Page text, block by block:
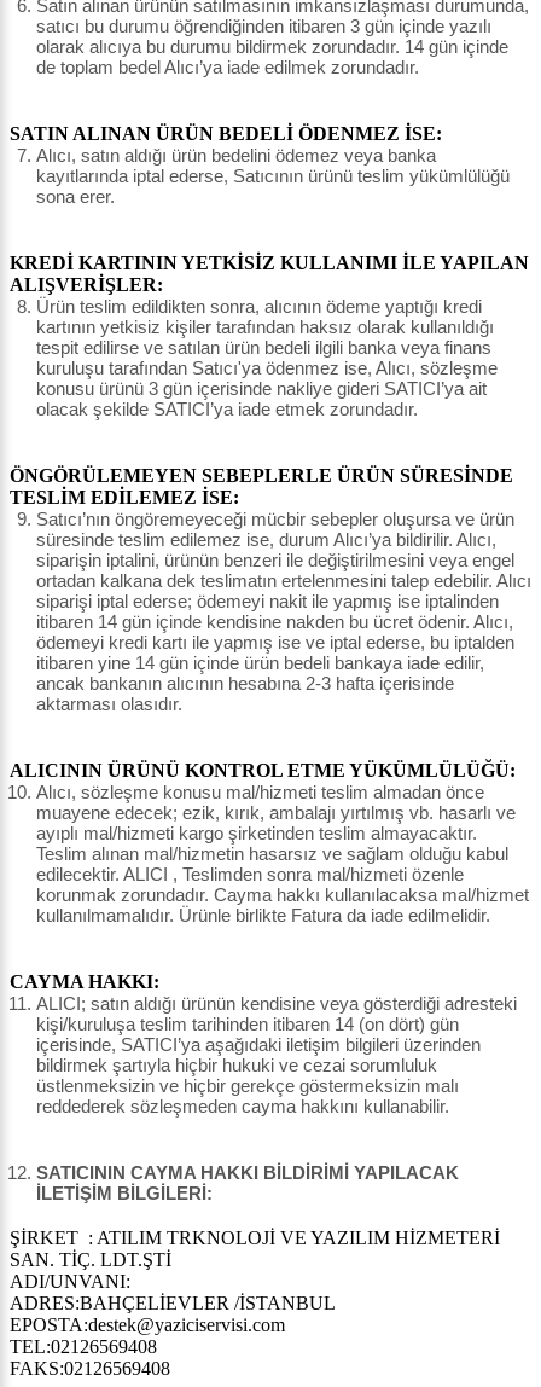
Satın alınan ürünün satılmasının imkansızlaşması durumunda,
satıcı bu durumu öğrendiğinden itibaren 3 gün içinde yazılı
olarak alıcıya bu durumu bildirmek zorundadır. 14 gün içinde
de toplam bedel Alıcı’ya iade edilmek zorundadır.
SATIN ALINAN ÜRÜN BEDELİ ÖDENMEZ İSE:
Alıcı, satın aldığı ürün bedelini ödemez veya banka
kayıtlarında iptal ederse, Satıcının ürünü teslim yükümlülüğü
sona erer.
KREDİ KARTININ YETKİSİZ KULLANIMI İLE YAPILAN
ALIŞVERİŞLER:
Ürün teslim edildikten sonra, alıcının ödeme yaptığı kredi
kartının yetkisiz kişiler tarafından haksız olarak kullanıldığı
tespit edilirse ve satılan ürün bedeli ilgili banka veya finans
kuruluşu tarafından Satıcı'ya ödenmez ise, Alıcı, sözleşme
konusu ürünü 3 gün içerisinde nakliye gideri SATICI’ya ait
olacak şekilde SATICI’ya iade etmek zorundadır.
ÖNGÖRÜLEMEYEN SEBEPLERLE ÜRÜN SÜRESİNDE
TESLİM EDİLEMEZ İSE:
Satıcı’nın öngöremeyeceği mücbir sebepler oluşursa ve ürün
süresinde teslim edilemez ise, durum Alıcı’ya bildirilir. Alıcı,
siparişin iptalini, ürünün benzeri ile değiştirilmesini veya engel
ortadan kalkana dek teslimatın ertelenmesini talep edebilir. Alıcı
siparişi iptal ederse; ödemeyi nakit ile yapmış ise iptalinden
itibaren 14 gün içinde kendisine nakden bu ücret ödenir. Alıcı,
ödemeyi kredi kartı ile yapmış ise ve iptal ederse, bu iptalden
itibaren yine 14 gün içinde ürün bedeli bankaya iade edilir,
ancak bankanın alıcının hesabına 2-3 hafta içerisinde
aktarması olasıdır.
ALICININ ÜRÜNÜ KONTROL ETME YÜKÜMLÜLÜĞÜ:
Alıcı, sözleşme konusu mal/hizmeti teslim almadan önce
muayene edecek; ezik, kırık, ambalajı yırtılmış vb. hasarlı ve
ayıplı mal/hizmeti kargo şirketinden teslim almayacaktır.
Teslim alınan mal/hizmetin hasarsız ve sağlam olduğu kabul
edilecektir. ALICI , Teslimden sonra mal/hizmeti özenle
korunmak zorundadır. Cayma hakkı kullanılacaksa mal/hizmet
kullanılmamalıdır. Ürünle birlikte Fatura da iade edilmelidir.
CAYMA HAKKI:
ALICI; satın aldığı ürünün kendisine veya gösterdiği adresteki
kişi/kuruluşa teslim tarihinden itibaren 14 (on dört) gün
içerisinde, SATICI’ya aşağıdaki iletişim bilgileri üzerinden
bildirmek şartıyla hiçbir hukuki ve cezai sorumluluk
üstlenmeksizin ve hiçbir gerekçe göstermeksizin malı
reddederek sözleşmeden cayma hakkını kullanabilir.
SATICININ CAYMA HAKKI BİLDİRİMİ YAPILACAK
İLETİŞİM BİLGİLERİ:
ŞİRKET : ATILIM TRKNOLOJİ VE YAZILIM HİZMETERİ
SAN. TİÇ. LDT.ŞTİ
ADI/UNVANI:
ADRES:BAHÇELİEVLER /İSTANBUL
EPOSTA:destek@yaziciservisi.com
TEL:02126569408
FAKS:02126569408